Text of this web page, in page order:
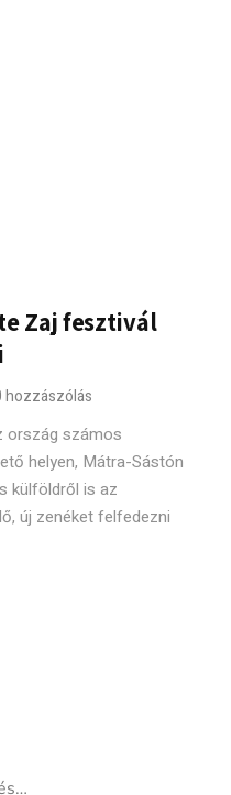
Zaj fesztivál
hozzászólás
ország számos
helyen, Mátra-Sástón
külföldről is az
új zenéket felfedezni